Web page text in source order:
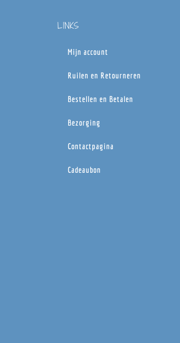
LINKS
Mijn account
Ruilen en Retourneren
Bestellen en Betalen
Bezorging
Contactpagina
Cadeaubon